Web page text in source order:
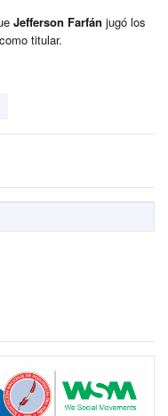
Jefferson Farfán jugó los
titular.